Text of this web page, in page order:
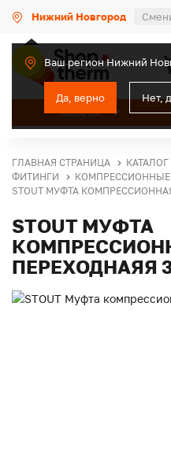
Нижний Новгород
Ваш регион Нижний
Да, верно Нет,
КАТАЛОГ
ГЛАВНАЯ СТРАНИЦА КАТАЛОГ
ФИТИНГИ
STOUT МУФТА
STOUT МУФТА
ПЕРЕХОДНАЯЯ